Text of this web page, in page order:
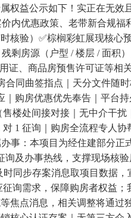
益公示如下！实正在无效
内优惠政策、老带新合规福
核验）✅棕榈彩虹展现核心
剩房源（户型 / 楼层 / 面积
证、商品房预售许可证等相
同曲签指点｜天分文件随
购房优惠优先奉告｜平台持
楼处间接对接｜无中介干扰
1 征询｜购房全流程专人
事：本项目为经住建部分正
询及办事热线，支撑现场核
同步存案消息取项目数据
询需求，保障购房者权益；
焦点消息，相关调整将通过